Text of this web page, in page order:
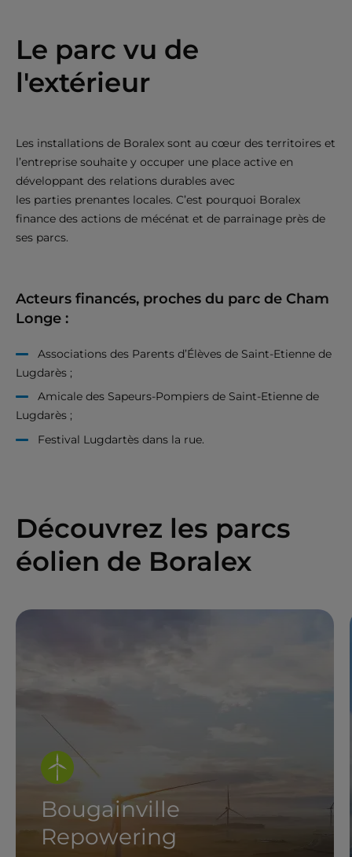
Le parc vu de
l'extérieur
Les installations de Boralex sont au cœur des territoires et
l’entreprise souhaite y occuper une place active en
développant des relations durables avec
les parties prenantes locales. C’est pourquoi Boralex
finance des actions de mécénat et de parrainage près de
ses parcs.
Acteurs financés, proches du parc de Cham
Longe :
Associations des Parents d’Élèves de Saint-Etienne de
Lugdarès ;
Amicale des Sapeurs-Pompiers de Saint-Etienne de
Lugdarès ;
Festival Lugdartès dans la rue.
Découvrez les parcs
éolien de Boralex
Bougainville
Repowering